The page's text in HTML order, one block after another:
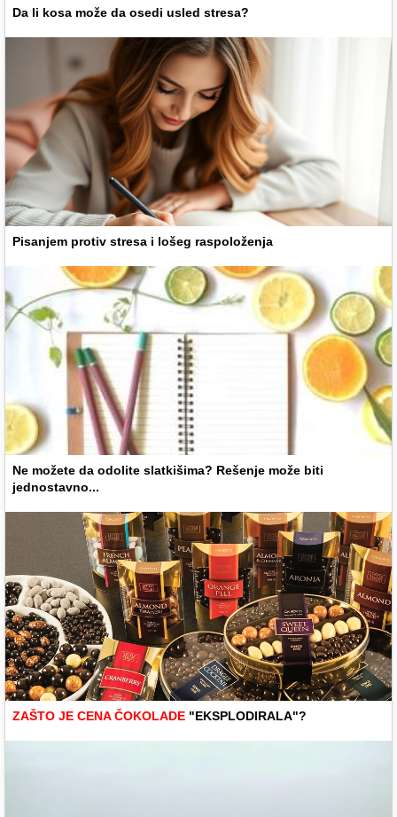
Da li kosa može da osedi usled stresa?
Pisanjem protiv stresa i lošeg raspoloženja
Ne možete da odolite slatkišima? Rešenje može biti
jednostavno...
ZAŠTO JE CENA ČOKOLADE "EKSPLODIRALA"?